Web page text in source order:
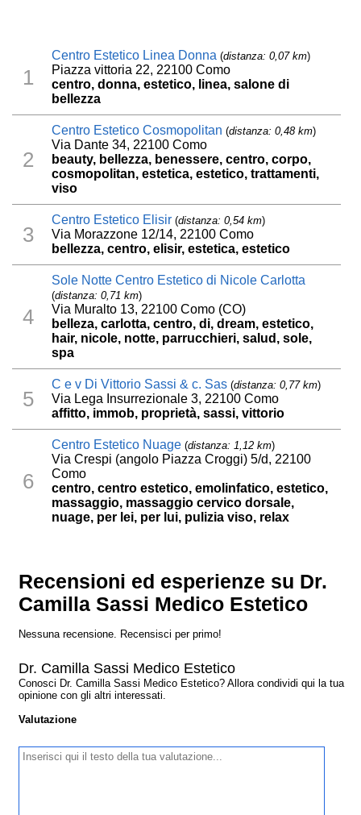
1
Centro Estetico Linea Donna (distanza: 0,07 km)
Piazza vittoria 22, 22100 Como
centro, donna, estetico, linea, salone di
bellezza
2
Centro Estetico Cosmopolitan (distanza: 0,48 km)
Via Dante 34, 22100 Como
beauty, bellezza, benessere, centro, corpo,
cosmopolitan, estetica, estetico, trattamenti,
viso
3
Centro Estetico Elisir (distanza: 0,54 km)
Via Morazzone 12/14, 22100 Como
bellezza, centro, elisir, estetica, estetico
4
Sole Notte Centro Estetico di Nicole Carlotta
(distanza: 0,71 km)
Via Muralto 13, 22100 Como (CO)
belleza, carlotta, centro, di, dream, estetico,
hair, nicole, notte, parrucchieri, salud, sole,
spa
5
C e v Di Vittorio Sassi & c. Sas (distanza: 0,77 km)
Via Lega Insurrezionale 3, 22100 Como
affitto, immob, proprietà, sassi, vittorio
6
Centro Estetico Nuage (distanza: 1,12 km)
Via Crespi (angolo Piazza Croggi) 5/d, 22100
Como
centro, centro estetico, emolinfatico, estetico,
massaggio, massaggio cervico dorsale,
nuage, per lei, per lui, pulizia viso, relax
Recensioni ed esperienze su Dr.
Camilla Sassi Medico Estetico
Nessuna recensione. Recensisci per primo!
Dr. Camilla Sassi Medico Estetico
Conosci Dr. Camilla Sassi Medico Estetico? Allora condividi qui la tua
opinione con gli altri interessati.
Valutazione